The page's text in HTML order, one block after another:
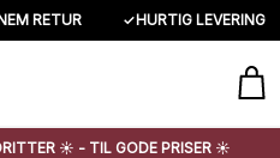
RETUR ✓HURTIG LEVERING
☀️ - TIL GODE PRISER ☀️